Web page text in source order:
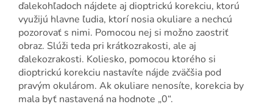
ďalekohľadoch nájdete aj dioptrickú korekciu, ktorú
využijú hlavne ľudia, ktorí nosia okuliare a nechcú
pozorovať s nimi. Pomocou nej si možno zaostriť
obraz. Slúži teda pri krátkozrakosti, ale aj
ďalekozrakosti. Koliesko, pomocou ktorého si
dioptrickú korekciu nastavíte nájde zväčšia pod
pravým okulárom. Ak okuliare nenosíte, korekcia by
mala byť nastavená na hodnote „0“.